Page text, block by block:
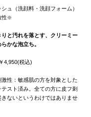
シュ（洗顔料・洗顔フォーム）
性※
りと汚れを落とす、クリーミー
かな泡立ち。
4,950(税込)
性：敏感肌の方を対象とした
テスト済み。全ての方に皮フ刺
きないというわけではありませ